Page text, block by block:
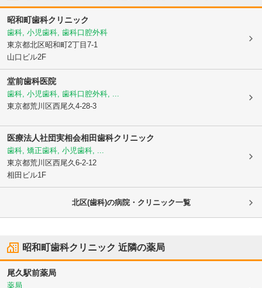
昭和町歯科クリニック
歯科, 小児歯科, 歯科口腔外科
東京都北区昭和町2丁目7-1
山口ビル2F
堂前歯科医院
歯科, 小児歯科, 歯科口腔外科, ...
東京都荒川区西尾久4-28-3
医療法人社団実相会相田歯科クリニック
歯科, 矯正歯科, 小児歯科, ...
東京都荒川区西尾久6-2-12
相田ビル1F
北区(歯科)の病院・クリニック一覧
昭和町歯科クリニック 近隣の薬局
尾久駅前薬局
薬局